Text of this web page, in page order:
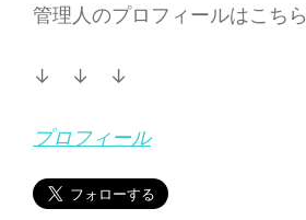
管理人のプロフィールはこちら
↓ ↓ ↓
プロフィール